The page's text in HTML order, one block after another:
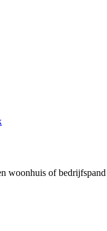
woonhuis of